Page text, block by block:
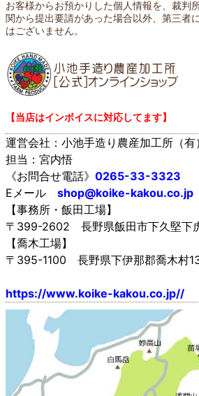
お客様からお預かりした個人情報を、裁判
関から提出要請があった場合以外、第三者
はございません。
【当店はインボイスに対応してます】
運営会社：小池手造り農産加工所（有）
担当：宮内悟
《お問合せ電話》 0265-33-3323
Eメール shop@koike-kakou.co.jp
【事務所・飯田工場】
〒399-2602 長野県飯田市下久堅下
【喬木工場】
〒395-1100 長野県下伊那郡喬木村
https://www.koike-kakou.co.jp//